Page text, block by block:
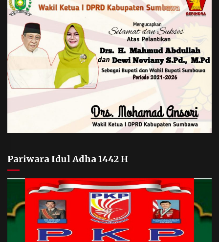
Pariwara Idul Adha 1442 H